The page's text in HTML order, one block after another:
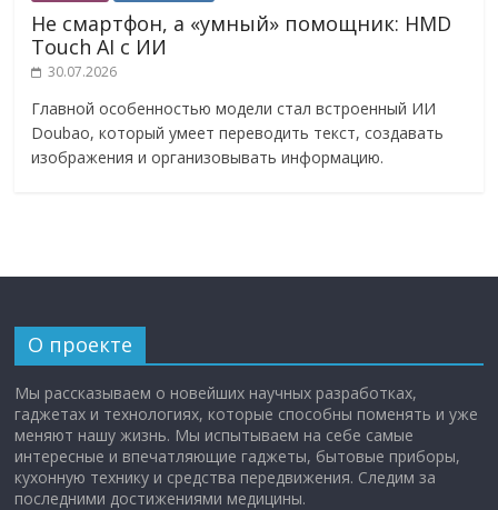
Не смартфон, а «умный» помощник: HMD
Touch AI с ИИ
30.07.2026
Главной особенностью модели стал встроенный ИИ
Doubao, который умеет переводить текст, создавать
изображения и организовывать информацию.
О проекте
Мы рассказываем о новейших научных разработках,
гаджетах и технологиях, которые способны поменять и уже
меняют нашу жизнь. Мы испытываем на себе самые
интересные и впечатляющие гаджеты, бытовые приборы,
кухонную технику и средства передвижения. Следим за
последними достижениями медицины.